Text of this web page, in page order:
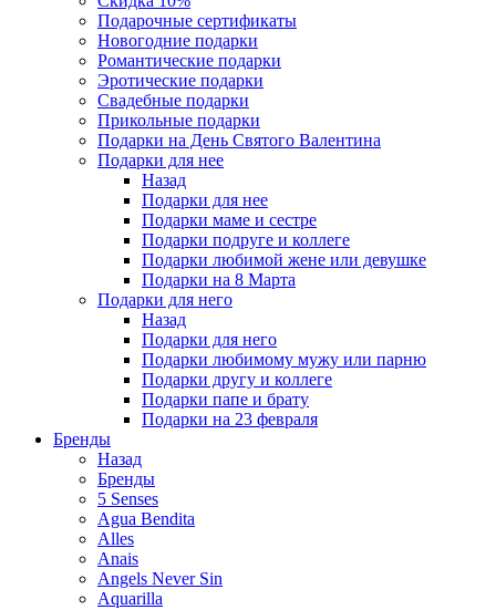
Подарочные сертификаты
Новогодние подарки
Романтические подарки
Эротические подарки
Свадебные подарки
Прикольные подарки
Подарки на День Святого Валентина
Подарки для нее
Назад
Подарки для нее
Подарки маме и сестре
Подарки подруге и коллеге
Подарки любимой жене или девушке
Подарки на 8 Марта
Подарки для него
Назад
Подарки для него
Подарки любимому мужу или парню
Подарки другу и коллеге
Подарки папе и брату
Подарки на 23 февраля
Бренды
Назад
Бренды
5 Senses
Agua Bendita
Alles
Anais
Angels Never Sin
Aquarilla